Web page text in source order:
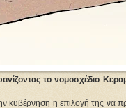
το νομοσχέδιο
κυβέρνηση η επιλογή της